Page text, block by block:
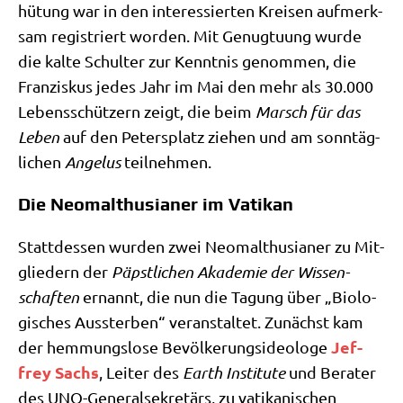
hü­tung war in den inter­es­sier­ten Krei­sen auf­merk­
sam regi­striert wor­den. Mit Genug­tu­ung wur­de
die kal­te Schul­ter zur Kennt­nis genom­men, die
Fran­zis­kus jedes Jahr im Mai den mehr als 30.000
Lebens­schüt­zern zeigt, die beim Marsch für das
Lebenauf den Peters­platz zie­hen und am sonn­täg­
li­chen Ange­lusteilnehmen.
Die Neomalthusianer im Vatikan
Statt­des­sen wur­den zwei Neo­mal­thu­sia­ner zu Mit­
glie­dern der Päpst­li­chen Aka­de­mie der Wis­sen­
schaf­ten ernannt, die nun die Tagung über „Bio­lo­
gi­sches Aus­ster­ben“ ver­an­stal­tet. Zunächst kam
der hem­mungs­lo­se Bevöl­ke­rungs­ideo­lo­ge Jef­
frey Sachs, Lei­ter des Earth Insti­tu­teund Bera­ter
des UNO-Gene­ral­se­kre­tärs, zu vati­ka­ni­schen